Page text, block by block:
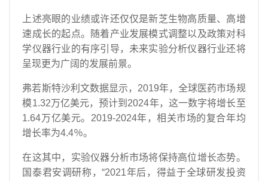
上述亮眼的业绩或许还仅仅是新芝生物高质量、高增
速成长的起点。随着产业发展模式调整以及政策对科
学仪器行业的有序引导，未来实验分析仪器行业还将
呈现更为广阔的发展前景。
弗若斯特沙利文数据显示，2019年，全球医药市场规
模1.32万亿美元，预计到2024年，这一数字将增长至
1.64万亿美元。2019-2024年，相关市场的复合年均
增长率为4.4％。
在这其中，实验仪器分析市场将保持高位增长态势。
国泰君安调研称，“2021年后，得益于全球研发投资